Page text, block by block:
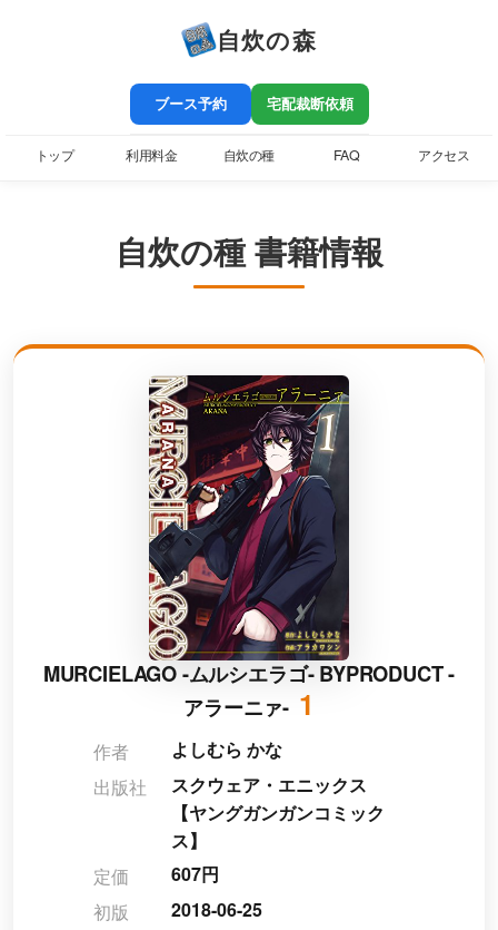
自炊の森
ブース予約 宅配裁断依頼
トップ 利用料金 自炊の種 FAQ アクセス
自炊の種 書籍情報
MURCIELAGO -ムルシエラゴ- BYPRODUCT -
アラーニァ- 1
作者
よしむら かな
出版社
スクウェア・エニックス
【ヤングガンガンコミック
ス】
定価
607円
初版
2018-06-25